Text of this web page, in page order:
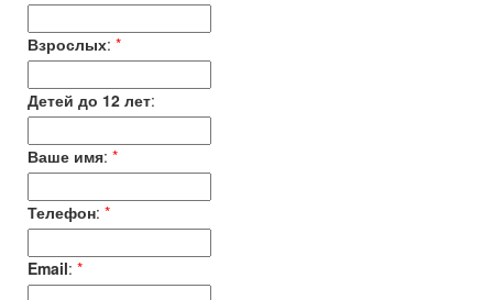
Взрослых: *
Детей до 12 лет:
Ваше имя: *
Телефон: *
Email: *